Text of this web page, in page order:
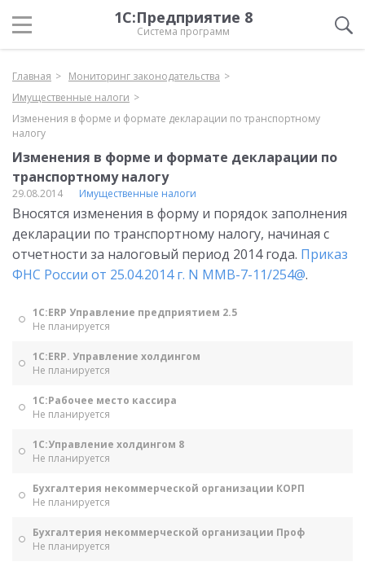
1С:Предприятие 8
Система программ
Главная
Мониторинг законодательства
Имущественные налоги
Изменения в форме и формате декларации по транспортному
налогу
Изменения в форме и формате декларации по
транспортному налогу
29.08.2014 Имущественные налоги
Вносятся изменения в форму и порядок заполнения
декларации по транспортному налогу, начиная с
отчетности за налоговый период 2014 года. Приказ
ФНС России от 25.04.2014 г. N ММВ-7-11/254@.
1С:ERP Управление предприятием 2.5
Не планируется
1С:ERP. Управление холдингом
Не планируется
1С:Рабочее место кассира
Не планируется
1С:Управление холдингом 8
Не планируется
Бухгалтерия некоммерческой организации КОРП
Не планируется
Бухгалтерия некоммерческой организации Проф
Не планируется